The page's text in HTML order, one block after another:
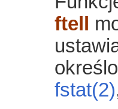
ftell
fstat(2)